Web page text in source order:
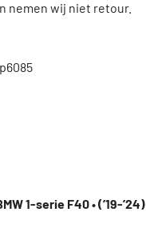
nemen wij niet retour.
1-serie F40 • (’19-’24)